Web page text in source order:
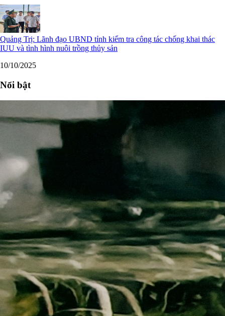
Quảng Trị: Lãnh đạo UBND tỉnh kiểm tra công tác chống khai thác
IUU và tình hình nuôi trồng thủy sản
10/10/2025
Nổi bật